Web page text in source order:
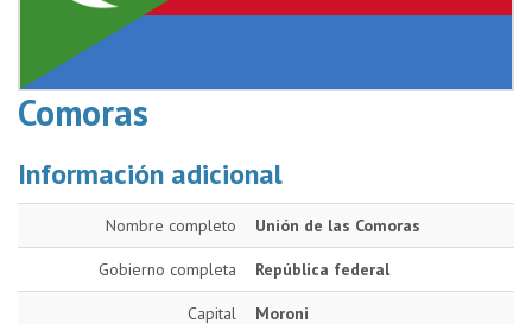
Comoras
Información adicional
Nombre completo Unión de las Comoras
Gobierno completa República federal
Capital Moroni